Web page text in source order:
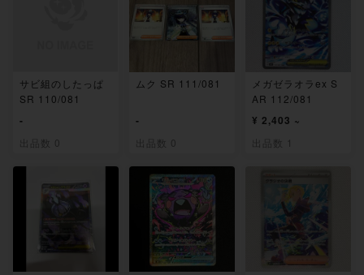
サビ組のしたっぱ
SR 110/081
-
出品数 0
ムク SR 111/081
-
出品数 0
メガゼラオラex S
AR 112/081
¥ 2,403 ~
出品数 1